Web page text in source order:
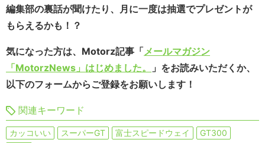
編集部の裏話が聞けたり、月に一度は抽選でプレゼントが
もらえるかも！？
気になった方は、Motorz記事「メールマガジン
「MotorzNews」はじめました。
」をお読みいただくか、
以下のフォームからご登録をお願いします！
関連キーワード
カッコいい スーパーGT 富士スピードウェイ
GT300